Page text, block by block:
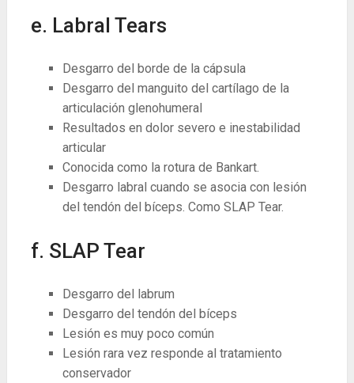
e. Labral Tears
Desgarro del borde de la cápsula
Desgarro del manguito del cartílago de la
articulación glenohumeral
Resultados en dolor severo e inestabilidad
articular
Conocida como la rotura de Bankart.
Desgarro labral cuando se asocia con lesión
del tendón del bíceps. Como SLAP Tear.
f. SLAP Tear
Desgarro del labrum
Desgarro del tendón del bíceps
Lesión es muy poco común
Lesión rara vez responde al tratamiento
conservador